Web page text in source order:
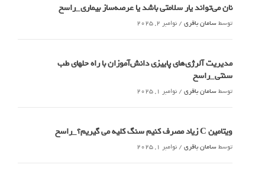
نان می‌تواند یار سلامتی باشد یا عرصه‌ساز بیماری_راسخ
توسطسامان باقری / نوامبر 2, 2025
مدیریت آلرژی‌های پاییزی دانش‌آموزان با راه حلهای طب
سنتی_راسخ
توسطسامان باقری / نوامبر 1, 2025
ویتامین C زیاد مصرف کنیم سنگ کلیه می گیریم؟_راسخ
توسطسامان باقری / نوامبر 1, 2025